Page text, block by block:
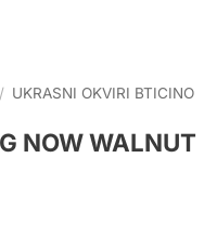
/ UKRASNI OKVIRI BTICINO
NOW WALNUT